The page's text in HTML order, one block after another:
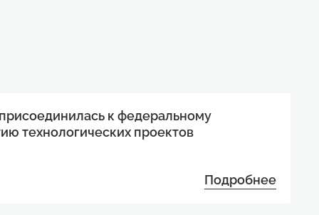
к федеральному
технологических проектов
Подробнее